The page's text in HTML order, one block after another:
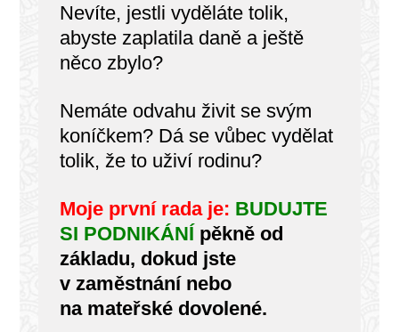
Nevíte, jestli vyděláte tolik,
abyste zaplatila daně a ještě
něco zbylo?
Nemáte odvahu živit se svým
koníčkem? Dá se vůbec vydělat
tolik, že to uživí rodinu?
Moje první rada je: BUDUJTE
SI PODNIKÁNÍ pěkně od
základu, dokud jste
v zaměstnání nebo
na mateřské dovolené.